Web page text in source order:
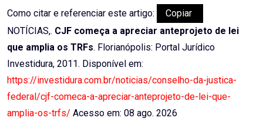
Como citar e referenciar este artigo:
Copiar
NOTÍCIAS,. CJF começa a apreciar anteprojeto de lei
que amplia os TRFs. Florianópolis: Portal Jurídico
Investidura, 2011. Disponível em:
https://investidura.com.br/noticias/conselho-da-justica-
federal/cjf-comeca-a-apreciar-anteprojeto-de-lei-que-
amplia-os-trfs/ Acesso em: 08 ago. 2026